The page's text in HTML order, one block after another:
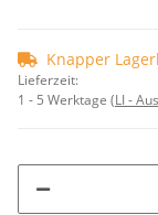
Knapper
Lieferzeit:
1 - 5 Werktage (LI -